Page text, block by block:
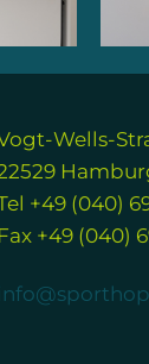
Wells-
+49 (040)
Fax +49 (040)